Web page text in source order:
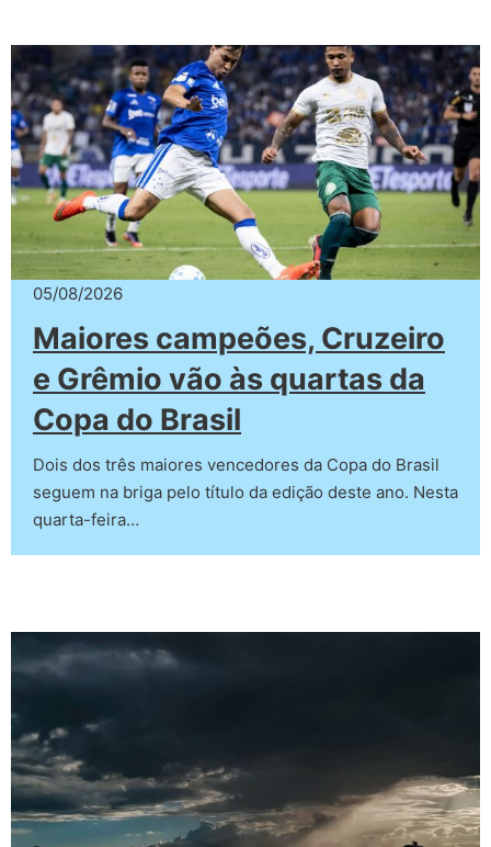
05/08/2026
Maiores campeões, Cruzeiro
e Grêmio vão às quartas da
Copa do Brasil
Dois dos três maiores vencedores da Copa do Brasil
seguem na briga pelo título da edição deste ano. Nesta
quarta-feira…